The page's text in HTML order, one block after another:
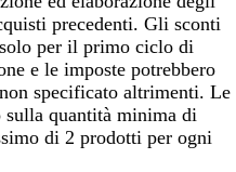
precedenti. Gli sconti
per il primo ciclo di
e le imposte potrebbero
specificato altrimenti. Le
quantità minima di
di 2 prodotti per ogni